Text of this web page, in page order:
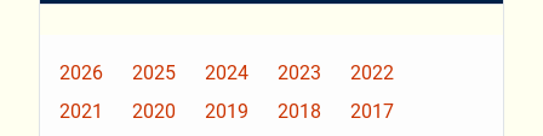
2026 2025 2024 2023
2022
2021
2020 2019 2018
2017